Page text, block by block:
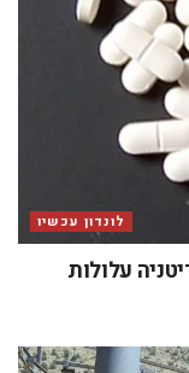
לונדון עכשיו
עלולות